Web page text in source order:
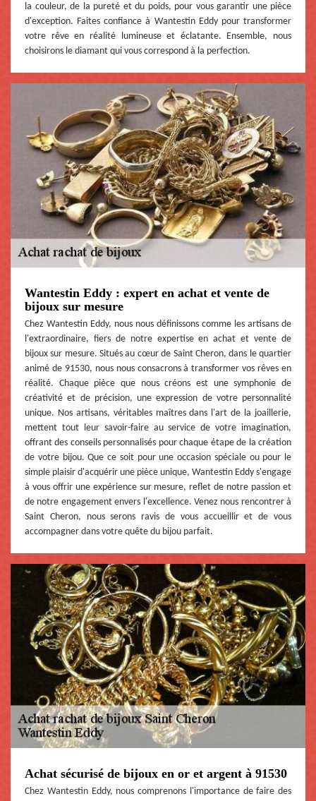
la couleur, de la pureté et du poids, pour vous garantir une pièce
d'exception. Faites confiance à Wantestin Eddy pour transformer
votre rêve en réalité lumineuse et éclatante. Ensemble, nous
choisirons le diamant qui vous correspond à la perfection.
Wantestin Eddy : expert en achat et vente de
bijoux sur mesure
Chez Wantestin Eddy, nous nous définissons comme les artisans de
l'extraordinaire, fiers de notre expertise en achat et vente de
bijoux sur mesure. Situés au cœur de Saint Cheron, dans le quartier
animé de 91530, nous nous consacrons à transformer vos rêves en
réalité. Chaque pièce que nous créons est une symphonie de
créativité et de précision, une expression de votre personnalité
unique. Nos artisans, véritables maîtres dans l'art de la joaillerie,
mettent tout leur savoir-faire au service de votre imagination,
offrant des conseils personnalisés pour chaque étape de la création
de votre bijou. Que ce soit pour une occasion spéciale ou pour le
simple plaisir d'acquérir une pièce unique, Wantestin Eddy s'engage
à vous offrir une expérience sur mesure, reflet de notre passion et
de notre engagement envers l'excellence. Venez nous rencontrer à
Saint Cheron, nous serons ravis de vous accueillir et de vous
accompagner dans votre quête du bijou parfait.
Achat sécurisé de bijoux en or et argent à 91530
Chez Wantestin Eddy, nous comprenons l'importance de faire des